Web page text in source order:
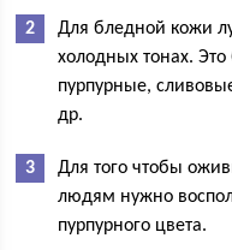
Для бледной кожи
холодных тонах.
пурпурные,
др.
Для того чтобы
людям нужно
пурпурного цвета.